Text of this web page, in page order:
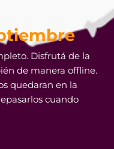
Disfrutá de la
de manera offline.
quedaran en la
cuando